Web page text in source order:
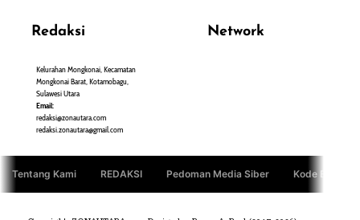
Redaksi
Kelurahan Mongkonai, Kecamatan
Mongkonai Barat, Kotamobagu,
Sulawesi Utara
Email:
redaksi@zonautara.com
redaksi.zonautara@gmail.com
Network
Tentang Kami REDAKSI Pedoman Media Siber Kode Etik